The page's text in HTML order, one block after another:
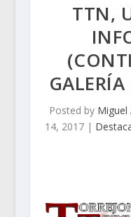
TTN,
Posted by Miguel
14, 2017|